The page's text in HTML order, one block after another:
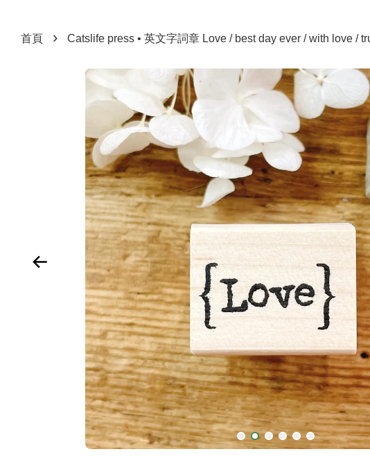
首頁 › Catslife press • 英文字詞章 Love / best day ever / with love /